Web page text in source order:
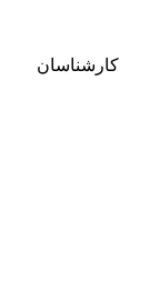
کارشناسان